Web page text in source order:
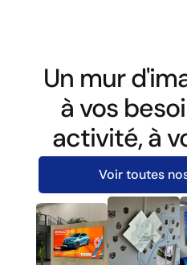
Un mur
à vos
activité, à
Voir toutes